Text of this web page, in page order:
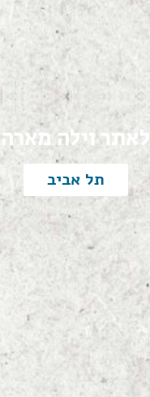
לאתר וילה מארה
תל אביב